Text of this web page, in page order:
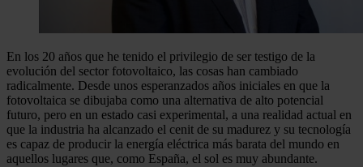
En los 20 años que he tenido el privilegio de ser testigo de la
evolución del sector fotovoltaico, las cosas han cambiado
radicalmente. Desde unos esperanzados años iniciales en que la
fotovoltaica se dibujaba como una alternativa de alto potencial
futuro, pero en un estado casi experimental, a una realidad actual en
que la industria ha alcanzado el cenit de su madurez y su tecnología
es capaz de producir la energía eléctrica más barata del mundo en
aquellos lugares que, como España, el sol es muy abundante.